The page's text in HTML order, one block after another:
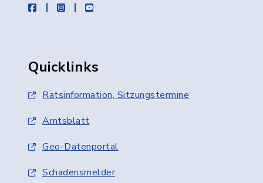
facebookinstagramyoutube
Quicklinks
Ratsinformation, Sitzungstermine
Amtsblatt
Geo-Datenportal
Schadensmelder